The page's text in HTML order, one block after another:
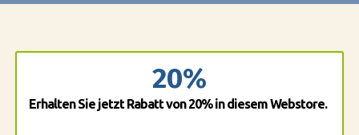
20%
Erhalten Sie jetzt Rabatt von 20% in diesem Webstore.